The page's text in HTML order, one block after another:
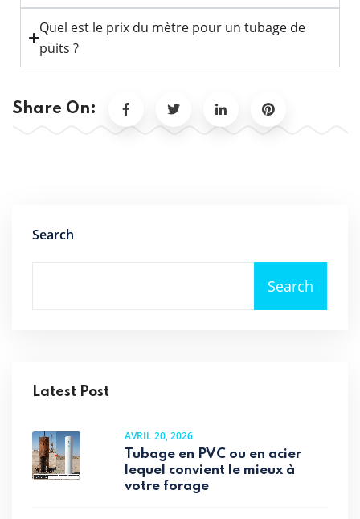
Quel est le prix du mètre pour un tubage de
puits ?
Share On:
Search
Search
Latest Post
AVRIL 20, 2026
Tubage en PVC ou en acier
lequel convient le mieux à
votre forage